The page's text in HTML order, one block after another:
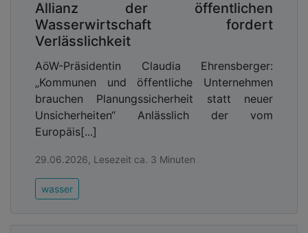
Allianz der öffentlichen
Wasserwirtschaft fordert
Verlässlichkeit
AöW-Präsidentin Claudia Ehrensberger:
„Kommunen und öffentliche Unternehmen
brauchen Planungssicherheit statt neuer
Unsicherheiten“ Anlässlich der vom
Europäis[...]
29.06.2026, Lesezeit ca. 3 Minuten
wasser